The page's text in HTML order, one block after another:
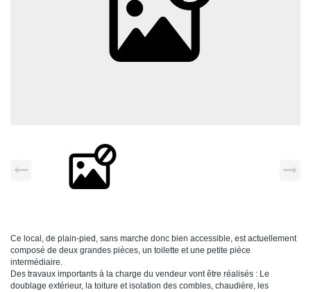
Ce local, de plain-pied, sans marche donc bien accessible, est actuellement
composé de deux grandes pièces, un toilette et une petite pièce
intermédiaire.
Des travaux importants à la charge du vendeur vont être réalisés : Le
doublage extérieur, la toiture et isolation des combles, chaudière, les